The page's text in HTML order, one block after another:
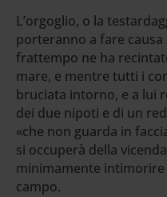
L’orgoglio, o la
porteranno a fare causa
frattempo ne ha
mare, e mentre tutti i
bruciata intorno, e a lui
dei due nipoti e di un
«che non guarda in
si occuperà della
minimamente
campo.